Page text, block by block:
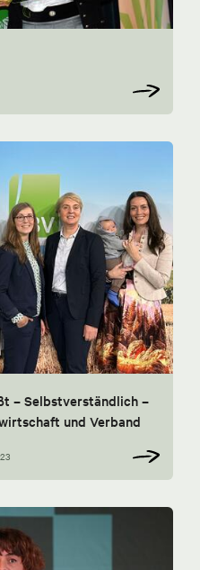
– Selbstverständlich –
und Verband